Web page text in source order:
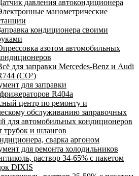
давления автокондиционера
манометрические
кондиционера своими
азотом автомобильных
для заправки Mercedes-Benz и Audi
(CO²)
для заправки
R404a
центр по ремонту и
обслуживанию заправочных
для автомобильных кондиционеров
трубок и шлангов
сварка аргоном
для ремонта холодильников
раствор 34-65% с пакетом
DIXIS